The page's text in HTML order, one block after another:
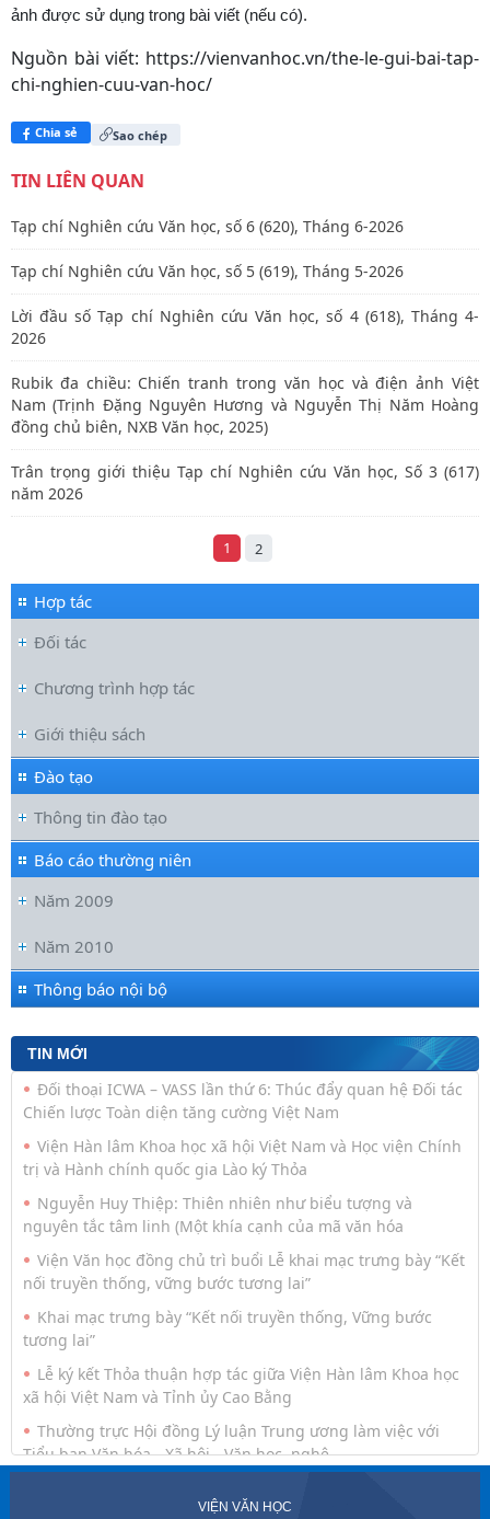
ảnh được sử dụng trong bài viết (nếu có).
Nguồn bài viết: https://vienvanhoc.vn/the-le-gui-bai-tap-
chi-nghien-cuu-van-hoc/
Chia sẻ Sao chép
TIN LIÊN QUAN
Tạp chí Nghiên cứu Văn học, số 6 (620), Tháng 6-2026
Tạp chí Nghiên cứu Văn học, số 5 (619), Tháng 5-2026
Lời đầu số Tạp chí Nghiên cứu Văn học, số 4 (618), Tháng 4-
2026
Rubik đa chiều: Chiến tranh trong văn học và điện ảnh Việt
Nam (Trịnh Đặng Nguyên Hương và Nguyễn Thị Năm Hoàng
đồng chủ biên, NXB Văn học, 2025)
Trân trọng giới thiệu Tạp chí Nghiên cứu Văn học, Số 3 (617)
năm 2026
1 2
Hợp tác
Đối tác
Chương trình hợp tác
Giới thiệu sách
Đào tạo
Thông tin đào tạo
Báo cáo thường niên
Năm 2009
Năm 2010
Thông báo nội bộ
TIN MỚI
Đối thoại ICWA – VASS lần thứ 6: Thúc đẩy quan hệ Đối tác
Chiến lược Toàn diện tăng cường Việt Nam
Viện Hàn lâm Khoa học xã hội Việt Nam và Học viện Chính
trị và Hành chính quốc gia Lào ký Thỏa
Nguyễn Huy Thiệp: Thiên nhiên như biểu tượng và
nguyên tắc tâm linh (Một khía cạnh của mã văn hóa
Viện Văn học đồng chủ trì buổi Lễ khai mạc trưng bày “Kết
nối truyền thống, vững bước tương lai”
Khai mạc trưng bày “Kết nối truyền thống, Vững bước
tương lai”
Lễ ký kết Thỏa thuận hợp tác giữa Viện Hàn lâm Khoa học
xã hội Việt Nam và Tỉnh ủy Cao Bằng
Thường trực Hội đồng Lý luận Trung ương làm việc với
Tiểu ban Văn hóa - Xã hội - Văn học, nghệ
VIỆN VĂN HỌC